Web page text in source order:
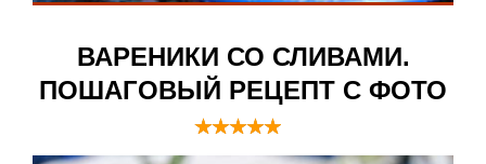
ВАРЕНИКИ СО СЛИВАМИ.
ПОШАГОВЫЙ РЕЦЕПТ С ФОТО